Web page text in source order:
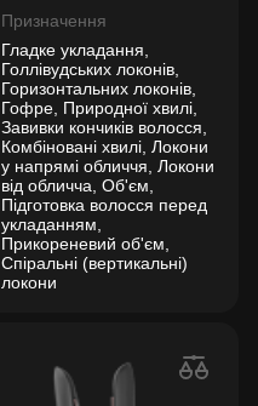
Призначення
Гладке укладання,
Голлівудських локонів,
Горизонтальних локонів,
Гофре, Природної хвилі,
Завивки кончиків волосся,
Комбіновані хвилі, Локони
у напрямі обличчя, Локони
від обличча, Об'єм,
Підготовка волосся перед
укладанням,
Прикореневий об'єм,
Спіральні (вертикальні)
локони